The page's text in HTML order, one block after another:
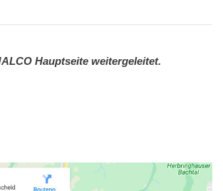
Hauptseite weitergeleitet.